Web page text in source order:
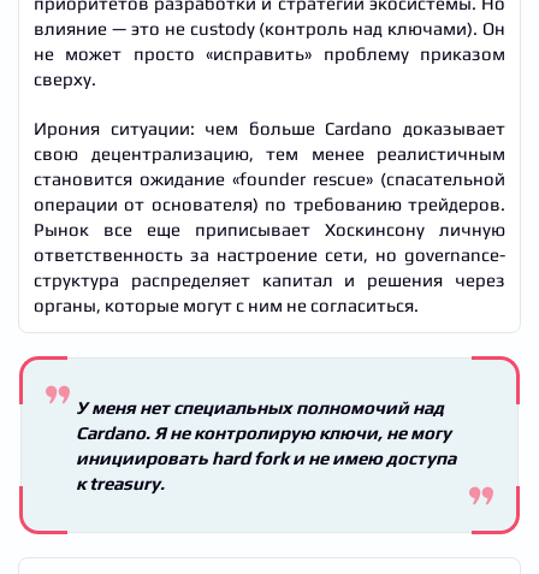
влияние — это не custody (контроль над ключами). Он
не может просто «исправить» проблему приказом
сверху.
Ирония ситуации: чем больше Cardano доказывает
свою децентрализацию, тем менее реалистичным
становится ожидание «founder rescue» (спасательной
операции от основателя) по требованию трейдеров.
Рынок все еще приписывает Хоскинсону личную
ответственность за настроение сети, но governance-
структура распределяет капитал и решения через
органы, которые могут с ним не согласиться.
У меня нет специальных полномочий над
Cardano. Я не контролирую ключи, не могу
инициировать hard fork и не имею доступа
к treasury.